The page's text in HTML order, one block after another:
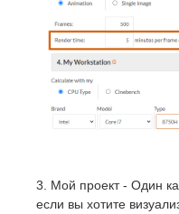
3. Мой проект - Один
если вы хотите